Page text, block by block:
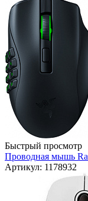
Быстрый просмотр
Проводная мышь
Артикул: 1178932